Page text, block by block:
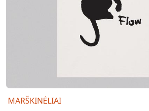
MARŠKINĖLIAI